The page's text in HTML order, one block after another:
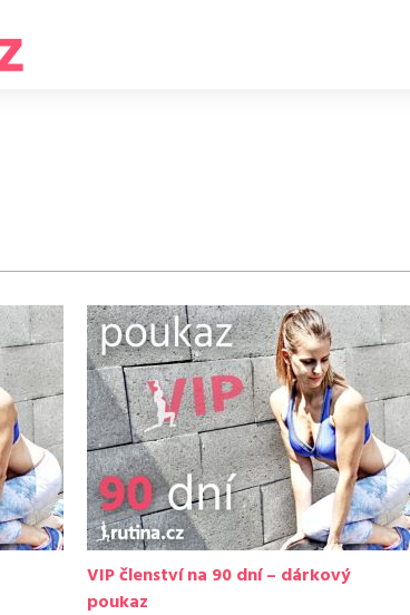
VIP členství na 90 dní – dárkový
poukaz